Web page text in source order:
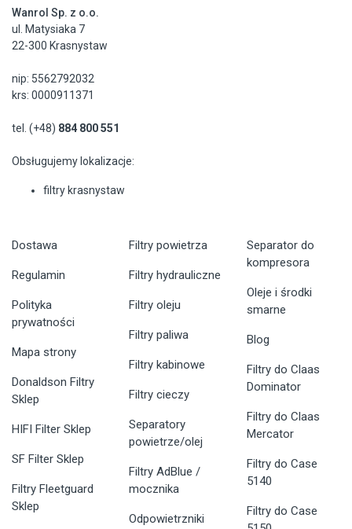
Wanrol Sp. z o.o.
ul. Matysiaka 7
22-300 Krasnystaw
nip: 5562792032
krs: 0000911371
tel. (+48) 884 800 551
Obsługujemy lokalizacje:
filtry krasnystaw
Dostawa
Regulamin
Polityka
prywatności
Mapa strony
Donaldson Filtry
Sklep
HIFI Filter Sklep
SF Filter Sklep
Filtry Fleetguard
Sklep
Filtry powietrza
Filtry hydrauliczne
Filtry oleju
Filtry paliwa
Filtry kabinowe
Filtry cieczy
Separatory
powietrze/olej
Filtry AdBlue /
mocznika
Odpowietrzniki
Separator do
kompresora
Oleje i środki
smarne
Blog
Filtry do Claas
Dominator
Filtry do Claas
Mercator
Filtry do Case
5140
Filtry do Case